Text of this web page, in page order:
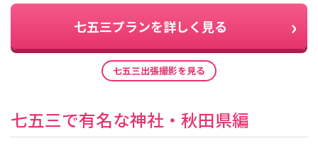
七五三プランを詳しく見る
七五三出張撮影を見る
七五三で有名な神社・秋田県編